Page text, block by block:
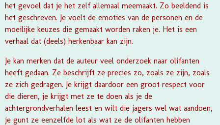
het gevoel dat je het zelf allemaal meemaakt. Zo beeldend is
het geschreven. Je voelt de emoties van de personen en de
moeilijke keuzes die gemaakt worden raken je. Het is een
verhaal dat (deels) herkenbaar kan zijn.
Je kan merken dat de auteur veel onderzoek naar olifanten
heeft gedaan. Ze beschrijft ze precies zo, zoals ze zijn, zoals
ze zich gedragen. Je krijgt daardoor een groot respect voor
die dieren, je krijgt met ze te doen als je de
achtergrondverhalen leest en wilt die jagers wel wat aandoen,
je gunt ze eenzelfde lot als wat ze de olifanten hebben